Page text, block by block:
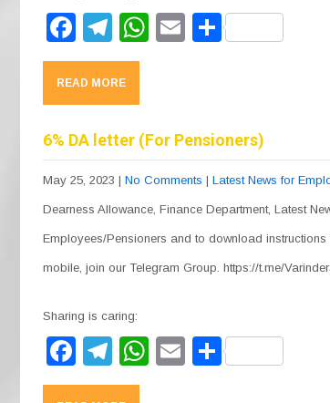
F
a
c
e
b
o
o
k
T
el
e
gr
a
m
W
A
p
p
E S
READ MORE
6% DA letter (For Pensioners)
May 25, 2023 | No Comments | Latest News for
Dearness Allowance, Finance Department, Latest
Employees/Pensioners and to download
mobile, join our Telegram Group. https://t.me/
Sharing is caring:
F
a
T
el
W
E S